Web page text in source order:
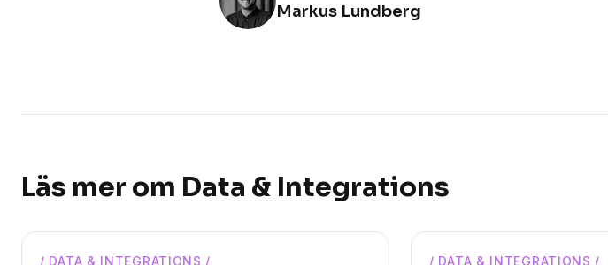
Markus Lundberg
Läs mer om Data & Integrations
/ DATA & INTEGRATIONS /
/ DATA & INTEGRATIONS /